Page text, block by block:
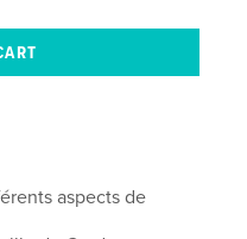
aspects de